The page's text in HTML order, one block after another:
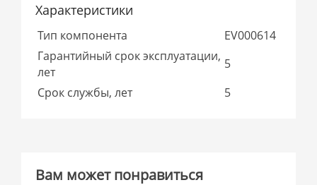
Характеристики
Тип компонента
EV000614
Гарантийный срок эксплуатации,
лет
5
Срок службы, лет
5
Вам может понравиться